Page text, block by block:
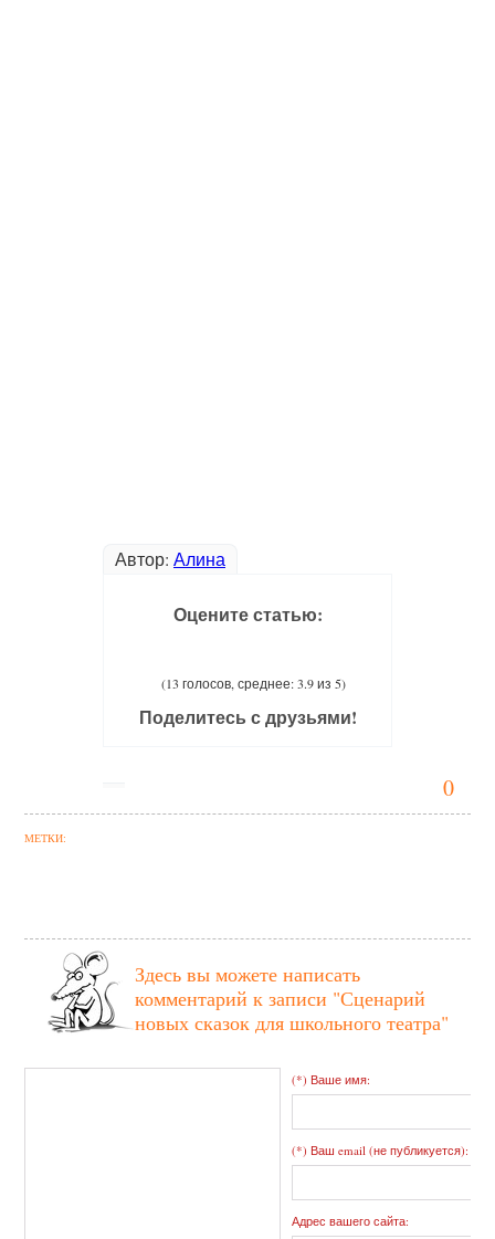
0
Автор: Алина
Оцените статью:
(13 голосов, среднее: 3.9 из 5)
Поделитесь с друзьями!
МЕТКИ:
Здесь вы можете написать
комментарий к записи "Сценарий
новых сказок для школьного театра"
(*) Ваше имя:
(*) Ваш email (не публикуется):
Адрес вашего сайта: